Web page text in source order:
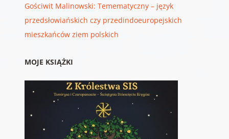
Gościwit Malinowski: Temematyczny – język
przedsłowiańskich czy przedindoeuropejskich
mieszkańców ziem polskich
MOJE KSIĄŻKI